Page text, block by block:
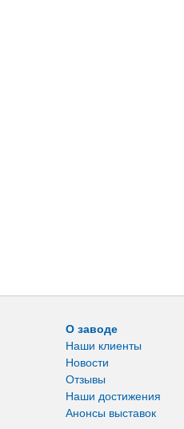
О заводе
Наши клиенты
Новости
Отзывы
Наши достижения
Анонсы выставок